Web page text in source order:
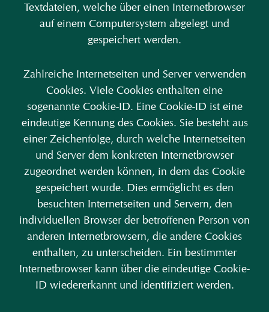
Textdateien, welche über einen Internetbrowser
auf einem Computersystem abgelegt und
gespeichert werden.
Zahlreiche Internetseiten und Server verwenden
Cookies. Viele Cookies enthalten eine
sogenannte Cookie-ID. Eine Cookie-ID ist eine
eindeutige Kennung des Cookies. Sie besteht aus
einer Zeichenfolge, durch welche Internetseiten
und Server dem konkreten Internetbrowser
zugeordnet werden können, in dem das Cookie
gespeichert wurde. Dies ermöglicht es den
besuchten Internetseiten und Servern, den
individuellen Browser der betroffenen Person von
anderen Internetbrowsern, die andere Cookies
enthalten, zu unterscheiden. Ein bestimmter
Internetbrowser kann über die eindeutige Cookie-
ID wiedererkannt und identifiziert werden.